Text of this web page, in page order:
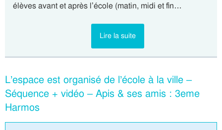
élèves avant et après l’école (matin, midi et fin…
Lire la suite
L’espace est organisé de l’école à la ville –
Séquence + vidéo – Apis & ses amis : 3eme
Harmos